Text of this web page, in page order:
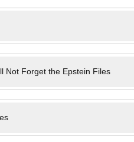
Not Forget the Epstein Files